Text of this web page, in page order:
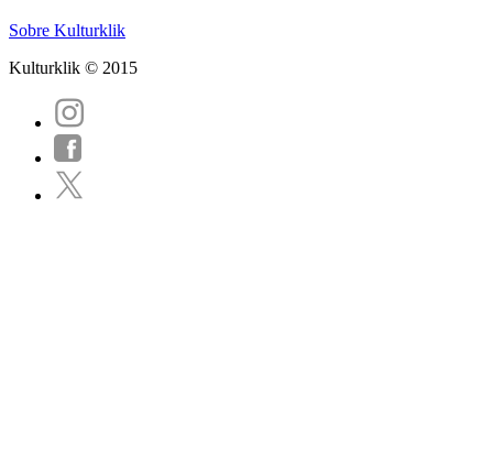
Sobre Kulturklik
Kulturklik © 2015